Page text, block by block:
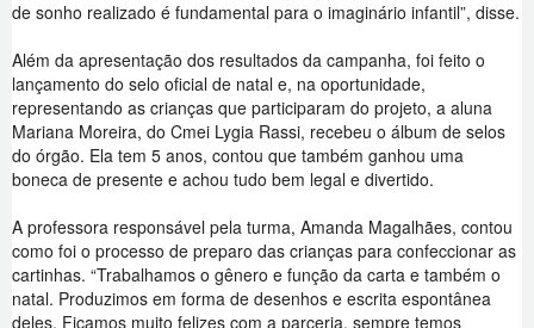
de sonho realizado é fundamental para o imaginário infantil”, disse.
Além da apresentação dos resultados da campanha, foi feito o
lançamento do selo oficial de natal e, na oportunidade,
representando as crianças que participaram do projeto, a aluna
Mariana Moreira, do Cmei Lygia Rassi, recebeu o álbum de selos
do órgão. Ela tem 5 anos, contou que também ganhou uma
boneca de presente e achou tudo bem legal e divertido.
A professora responsável pela turma, Amanda Magalhães, contou
como foi o processo de preparo das crianças para confeccionar as
cartinhas. “Trabalhamos o gênero e função da carta e também o
natal. Produzimos em forma de desenhos e escrita espontânea
deles. Ficamos muito felizes com a parceria, sempre temos